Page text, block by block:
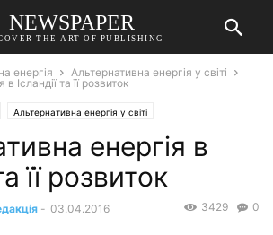
NEWSPAPER
THE ART OF PUBLISHING
енергія
Альтернативна енергія у світі
Ісландії та її розвиток
Альтернативна енергія у світі
енергія в
її розвиток
- 03.04.2016 0
3429